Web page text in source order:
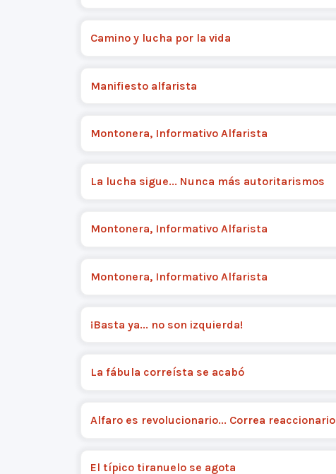
Camino y lucha por la vida
Manifiesto alfarista
Montonera, Informativo Alfarista
La lucha sigue... Nunca más autoritarismos
Montonera, Informativo Alfarista
Montonera, Informativo Alfarista
¡Basta ya... no son izquierda!
La fábula correísta se acabó
Alfaro es revolucionario... Correa reaccionario
El típico tiranuelo se agota